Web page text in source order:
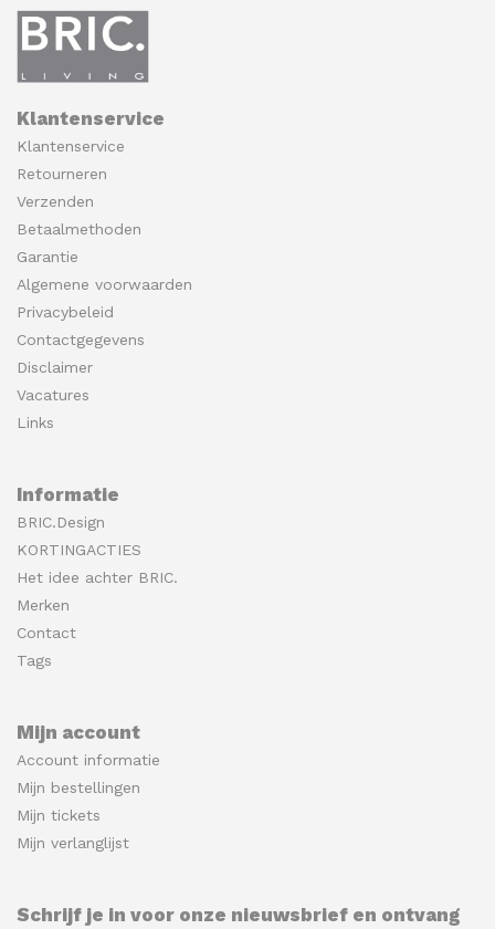
Klantenservice
Klantenservice
Retourneren
Verzenden
Betaalmethoden
Garantie
Algemene voorwaarden
Privacybeleid
Contactgegevens
Disclaimer
Vacatures
Links
Informatie
BRIC.Design
KORTINGACTIES
Het idee achter BRIC.
Merken
Contact
Tags
Mijn account
Account informatie
Mijn bestellingen
Mijn tickets
Mijn verlanglijst
Schrijf je in voor onze nieuwsbrief en ontvang